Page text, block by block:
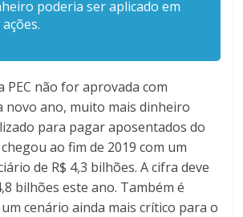
poderia ser aplicado em
PEC não for aprovada com
novo ano, muito mais dinheiro
para pagar aposentados do
ao fim de 2019 com um
de R$ 4,3 bilhões. A cifra deve
bilhões este ano. Também é
cenário ainda mais crítico para o